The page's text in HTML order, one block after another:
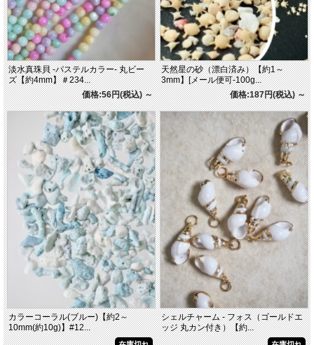
淡水真珠貝 -パステルカラー- 丸ビー
ズ【約4mm】＃234...
価格:56円(税込)～
天然星の砂（漂白済み）【約1～
3mm】[メール便可-100g...
価格:187円(税込)～
カラーコーラル(ブルー)【約2～
10mm(約10g)】#12...
シェルチャーム - フォス（ゴールドエ
ッジ 丸カン付き）【約...